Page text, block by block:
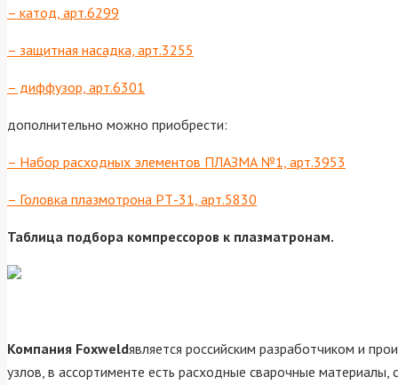
– катод, арт.6299
– защитная насадка, арт.3255
– диффузор, арт.6301
дополнительно можно приобрести:
– Набор расходных элементов ПЛАЗМА №1, арт.3953
– Головка плазмотрона РТ-31, арт.5830
Таблица подбора компрессоров к плазматронам.
Компания Foxweldявляется российским разработчиком и
узлов, в ассортименте есть расходные сварочные